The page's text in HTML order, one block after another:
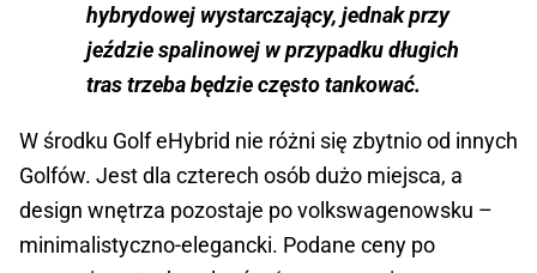
hybrydowej wystarczający, jednak przy
jeździe spalinowej w przypadku długich
tras trzeba będzie często tankować.
W środku Golf eHybrid nie różni się zbytnio od innych
Golfów. Jest dla czterech osób dużo miejsca, a
design wnętrza pozostaje po volkswagenowsku –
minimalistyczno-elegancki. Podane ceny po